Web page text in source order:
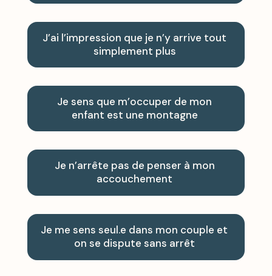
J’ai l’impression que je n’y arrive tout
simplement plus
Je sens que m’occuper de mon
enfant est une montagne
Je n’arrête pas de penser à mon
accouchement
Je me sens seul.e dans mon couple et
on se dispute sans arrêt